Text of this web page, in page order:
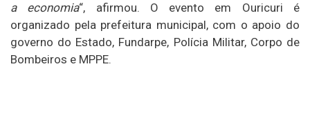
a economia“, afirmou. O evento em Ouricuri é
organizado pela prefeitura municipal, com o apoio do
governo do Estado, Fundarpe, Polícia Militar, Corpo de
Bombeiros e MPPE.